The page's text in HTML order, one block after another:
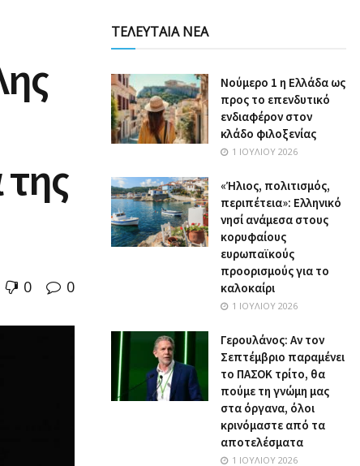
0 0
ΤΕΛΕΥΤΑΙΑ ΝΕΑ
Nούμερο 1 η Ελλάδα ως
προς το επενδυτικό
ενδιαφέρον στον
κλάδο φιλοξενίας
1 ΙΟΥΛΊΟΥ 2026
«Ήλιος, πολιτισμός,
περιπέτεια»: Ελληνικό
νησί ανάμεσα στους
κορυφαίους
ευρωπαϊκούς
προορισμούς για το
καλοκαίρι
1 ΙΟΥΛΊΟΥ 2026
Γερουλάνος: Αν τον
Σεπτέμβριο παραμένει
το ΠΑΣΟΚ τρίτο, θα
πούμε τη γνώμη μας
στα όργανα, όλοι
κρινόμαστε από τα
αποτελέσματα
1 ΙΟΥΛΊΟΥ 2026